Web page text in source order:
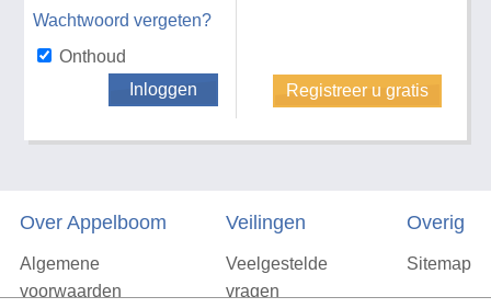
Wachtwoord vergeten?
Onthoud
Inloggen
Registreer u gratis
Over Appelboom
Algemene
voorwaarden
Veilingen
Veelgestelde
vragen
Overig
Sitemap